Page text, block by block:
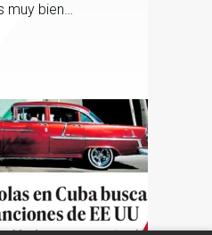
muy bien
que vamos